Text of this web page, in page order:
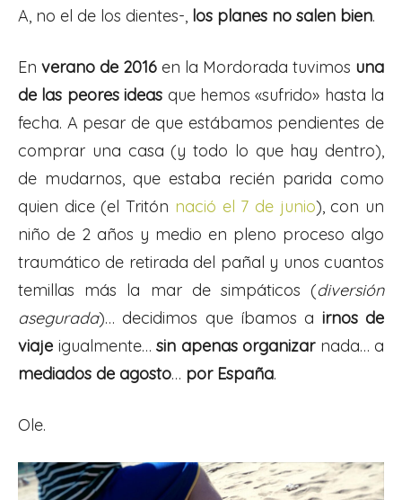
A, no el de los dientes-, los planes no salen bien.
En verano de 2016 en la Mordorada tuvimos una
de las peores ideas que hemos «sufrido» hasta la
fecha. A pesar de que estábamos pendientes de
comprar una casa (y todo lo que hay dentro),
de mudarnos, que estaba recién parida como
quien dice (el Tritón nació el 7 de junio), con un
niño de 2 años y medio en pleno proceso algo
traumático de retirada del pañal y unos cuantos
temillas más la mar de simpáticos (diversión
asegurada)… decidimos que íbamos a irnos de
viaje igualmente… sin apenas organizarnada… a
mediados de agosto… por España.
Ole.